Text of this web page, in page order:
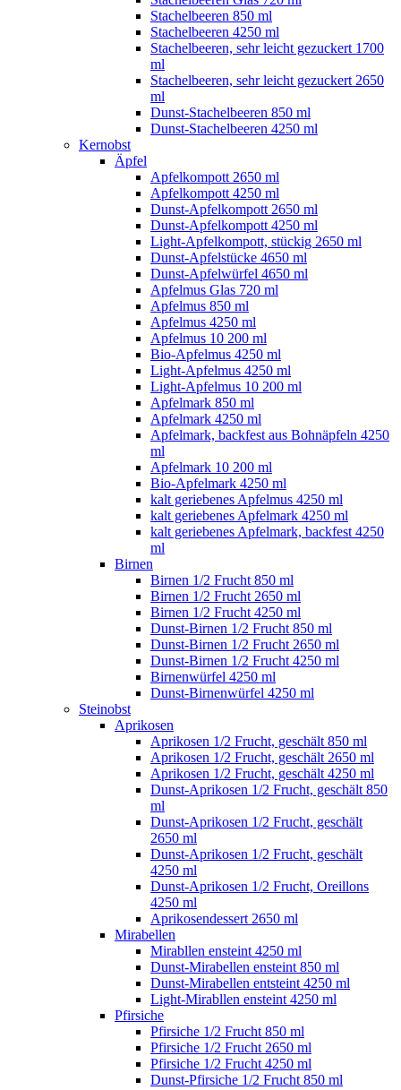
Stachelbeeren 850 ml
Stachelbeeren 4250 ml
Stachelbeeren, sehr leicht gezuckert 1700
ml
Stachelbeeren, sehr leicht gezuckert 2650
ml
Dunst-Stachelbeeren 850 ml
Dunst-Stachelbeeren 4250 ml
Kernobst
Äpfel
Apfelkompott 2650 ml
Apfelkompott 4250 ml
Dunst-Apfelkompott 2650 ml
Dunst-Apfelkompott 4250 ml
Light-Apfelkompott, stückig 2650 ml
Dunst-Apfelstücke 4650 ml
Dunst-Apfelwürfel 4650 ml
Apfelmus Glas 720 ml
Apfelmus 850 ml
Apfelmus 4250 ml
Apfelmus 10 200 ml
Bio-Apfelmus 4250 ml
Light-Apfelmus 4250 ml
Light-Apfelmus 10 200 ml
Apfelmark 850 ml
Apfelmark 4250 ml
Apfelmark, backfest aus Bohnäpfeln 4250
ml
Apfelmark 10 200 ml
Bio-Apfelmark 4250 ml
kalt geriebenes Apfelmus 4250 ml
kalt geriebenes Apfelmark 4250 ml
kalt geriebenes Apfelmark, backfest 4250
ml
Birnen
Birnen 1/2 Frucht 850 ml
Birnen 1/2 Frucht 2650 ml
Birnen 1/2 Frucht 4250 ml
Dunst-Birnen 1/2 Frucht 850 ml
Dunst-Birnen 1/2 Frucht 2650 ml
Dunst-Birnen 1/2 Frucht 4250 ml
Birnenwürfel 4250 ml
Dunst-Birnenwürfel 4250 ml
Steinobst
Aprikosen
Aprikosen 1/2 Frucht, geschält 850 ml
Aprikosen 1/2 Frucht, geschält 2650 ml
Aprikosen 1/2 Frucht, geschält 4250 ml
Dunst-Aprikosen 1/2 Frucht, geschält 850
ml
Dunst-Aprikosen 1/2 Frucht, geschält
2650 ml
Dunst-Aprikosen 1/2 Frucht, geschält
4250 ml
Dunst-Aprikosen 1/2 Frucht, Oreillons
4250 ml
Aprikosendessert 2650 ml
Mirabellen
Mirabllen ensteint 4250 ml
Dunst-Mirabellen ensteint 850 ml
Dunst-Mirabellen entsteint 4250 ml
Light-Mirabllen ensteint 4250 ml
Pfirsiche
Pfirsiche 1/2 Frucht 850 ml
Pfirsiche 1/2 Frucht 2650 ml
Pfirsiche 1/2 Frucht 4250 ml
Dunst-Pfirsiche 1/2 Frucht 850 ml